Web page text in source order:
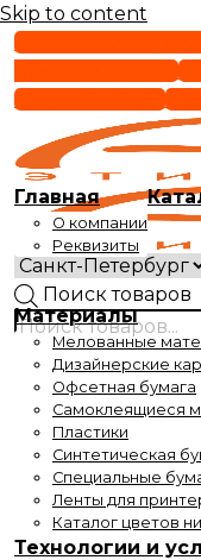
Skip to content
СПБ +7(812) 495-
(812) 495-92-29
Поиск товаров
Время работы
с 9 до 17-30
Время выдачи
с 10 до 17-30
Главная
О компании
Реквизиты
Материалы
Мелованные
Дизайнерские
Офсетная бумага
Самоклеящиеся
Пластики
Синтетическая
Специальные
Ленты для
Каталог цветов
Технологии и